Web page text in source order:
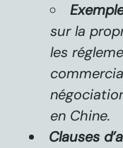
sur la
les
en Chine.
Clauses